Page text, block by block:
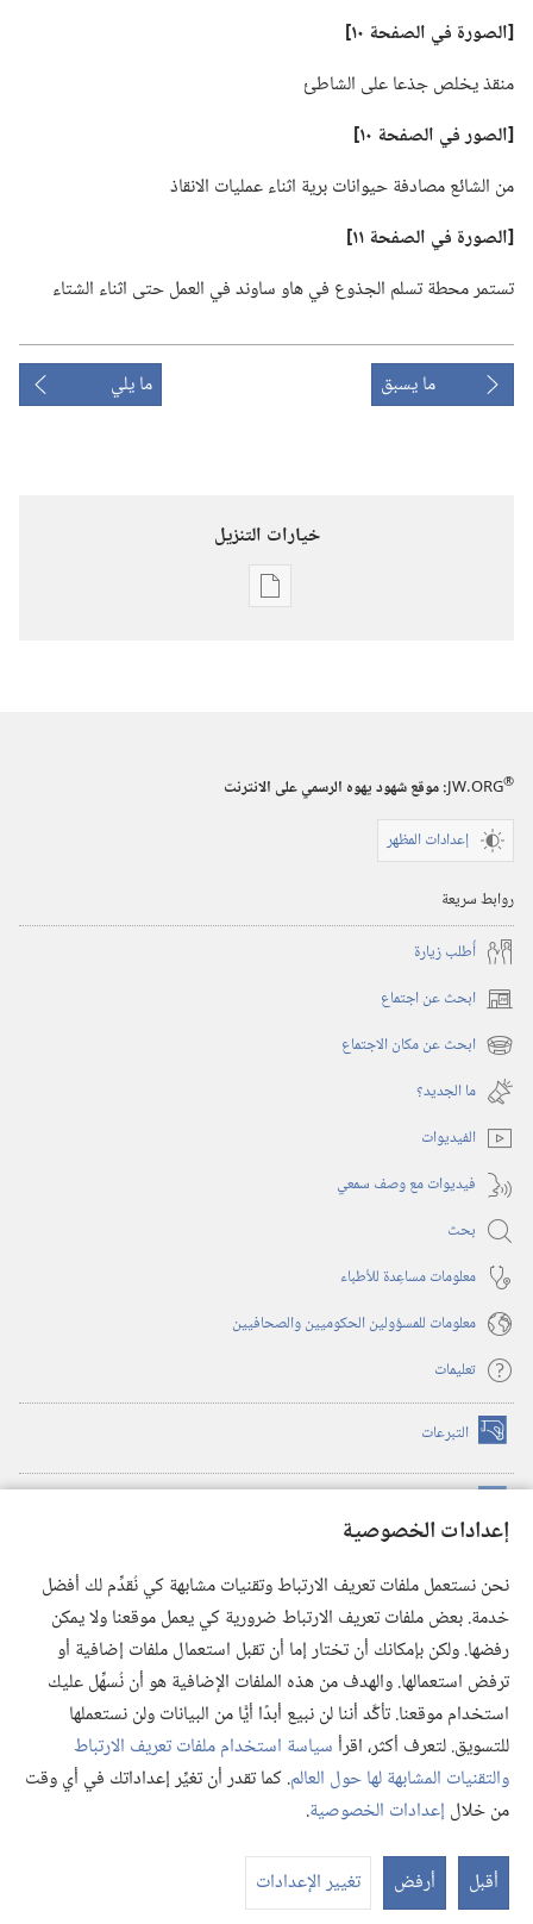
إعدادات الخصوصية
نحن نستعمل ملفات تعريف الارتباط وتقنيات مشابهة كي نُقدِّم لك أفضل
خدمة. بعض ملفات تعريف الارتباط ضرورية كي يعمل موقعنا ولا يمكن
رفضها. ولكن بإمكانك أن تختار إما أن تقبل استعمال ملفات إضافية أو
ترفض استعمالها. والهدف من هذه الملفات الإضافية هو أن نُسهِّل عليك
استخدام موقعنا. تأكَّد أننا لن نبيع أبدًا أيًّا من البيانات ولن نستعملها
للتسويق. لتعرف أكثر، اقرأسياسة استخدام ملفات تعريف الارتباط
والتقنيات المشابهة لها حول العالم. كما تقدر أن تغيِّر إعداداتك في أي وقت
من خلال إعدادات الخصوصية.
أقبل أرفض تغيير الإعدادات
‏[الصورة في الصفحة ١٠]‏
منقذ يخلص جذعا على الشاطئ
‏[الصورفي الصفحة ١٠]‏
من الشائع مصادفة حيوانات برية اثناء عمليات الانقاذ
‏[الصورة في الصفحة ١١]‏
تستمر محطة تسلم الجذوع في هاو ساوند في العمل حتى اثناء الشتاء
ما يسبق ما يلي
خيارات التنزيل
خيارات
‎٢٠٠٢
JW.ORG®
:‏ موقع شهود يهوه الرسمي على الانترنت
إعدادات المظهر
روابط سريعة
أُطلب زيارة
ابحث عن اجتماع (يفتح
نافذة ابحث عن مكان الاجتماع (يفتح
نافذة
جديدة)
ما الجديد؟‏
الفيديوات
فيديوات مع وصف سمعي
بحث
معلومات مساعِدة للأطباء
معلومات للمسؤولين الحكوميين والصحافيين
تعليمات
التبرعات (يفتح
نافذة
(يفتح
نافذة
(يفتح
نافذة
جديدة) تطبيق ®
JW Library
مكتبة برج المراقبة
© 2026 .Watch Tower Bible and Tract Society of Pennsylvania
شروط الاستخدام |